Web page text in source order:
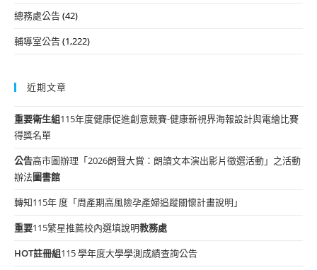
總務處公告(42)
輔導室公告(1,222)
近期文章
重要衛生組115年度健康促進創意競賽-健康新視界海報設計與電繪比賽
得獎名單
公告高市圖辦理「2026朗聲大賞：朗讀文本演出影片徵選活動」之活動
辦法圖書館
轉知115年 度「周產期高風險孕產婦追蹤關懷計畫說明」
重要115繁星推薦校內選填說明教務處
HOT註冊組115 學年度大學學測成績查詢公告